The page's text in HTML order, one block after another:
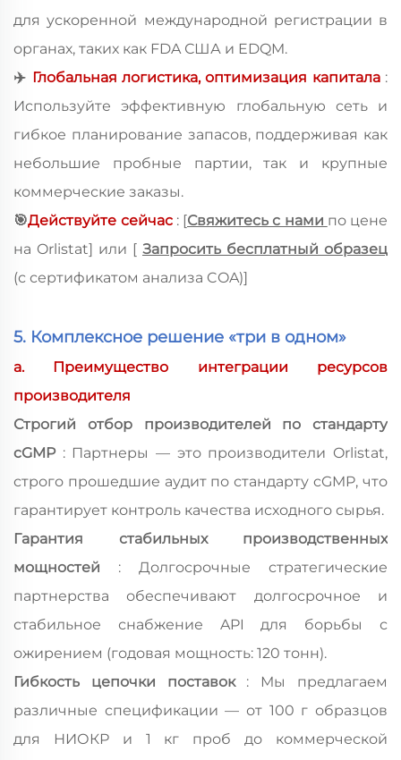
для ускоренной международной регистрации в
органах, таких как FDA США и EDQM.
✈ Глобальная логистика, оптимизация капитала :
Используйте эффективную глобальную сеть и
гибкое планирование запасов, поддерживая как
небольшие пробные партии, так и крупные
коммерческие заказы.
🎯Действуйте сейчас : [Свяжитесь с нами по цене
на Orlistat] или [ Запросить бесплатный образец
(с сертификатом анализа COA)]
5. Комплексное решение «три в одном»
a. Преимущество интеграции ресурсов
производителя
Строгий отбор производителей по стандарту
cGMP : Партнеры — это производители Orlistat,
строго прошедшие аудит по стандарту cGMP, что
гарантирует контроль качества исходного сырья.
Гарантия стабильных производственных
мощностей : Долгосрочные стратегические
партнерства обеспечивают долгосрочное и
стабильное снабжение API для борьбы с
ожирением (годовая мощность: 120 тонн).
Гибкость цепочки поставок : Мы предлагаем
различные спецификации — от 100 г образцов
для НИОКР и 1 кг проб до коммерческой